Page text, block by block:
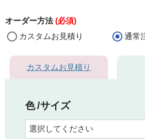
オーダー方法(必須)
カスタムお見積り
通常
カスタムお見積り
色 サイズ